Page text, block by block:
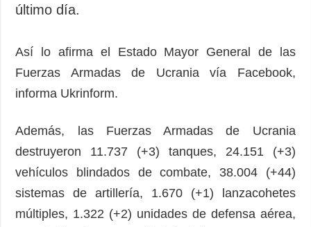
último día.
Así lo afirma el Estado Mayor General de las
Fuerzas Armadas de Ucrania vía Facebook,
informa Ukrinform.
Además, las Fuerzas Armadas de Ucrania
destruyeron 11.737 (+3) tanques, 24.151 (+3)
vehículos blindados de combate, 38.004 (+44)
sistemas de artillería, 1.670 (+1) lanzacohetes
múltiples, 1.322 (+2) unidades de defensa aérea,